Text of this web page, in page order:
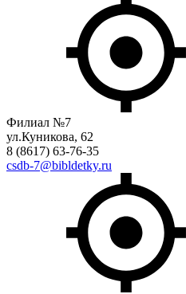
Филиал №7
ул.Куникова, 62
8 (8617) 63-76-35
csdb-7@bibldetky.ru